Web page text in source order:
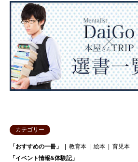
カテゴリー
「おすすめの一冊」 教育本 絵本
育児本
「イベント情報&体験記」